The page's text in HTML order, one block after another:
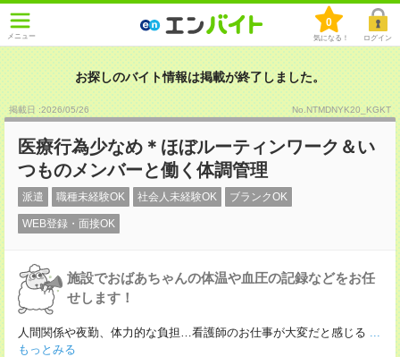
メニュー
0
気になる！ ログイン
お探しのバイト情報は掲載が終了しました。
掲載日 :2026/05/26 No.NTMDNYK20_KGKT
医療行為少なめ＊ほぼルーティンワーク＆い
つものメンバーと働く体調管理
派遣 職種未経験OK 社会人未経験OK ブランクOK
WEB登録・面接OK
施設でおばあちゃんの体温や血圧の記録などをお任
せします！
人間関係や夜勤、体力的な負担…看護師のお仕事が大変だと感じる ...
もっとみる